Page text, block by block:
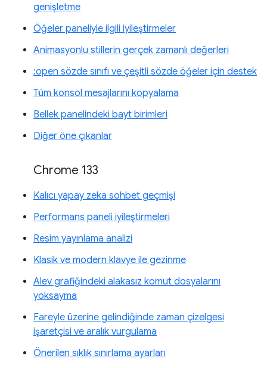
genişletme
Öğeler paneliyle ilgili iyileştirmeler
Animasyonlu stillerin gerçek zamanlı değerleri
:open sözde sınıfı ve çeşitli sözde öğeler için destek
Tüm konsol mesajlarını kopyalama
Bellek panelindeki bayt birimleri
Diğer öne çıkanlar
Chrome 133
Kalıcı yapay zeka sohbet geçmişi
Performans paneli iyileştirmeleri
Resim yayınlama analizi
Klasik ve modern klavye ile gezinme
Alev grafiğindeki alakasız komut dosyalarını
yoksayma
Fareyle üzerine gelindiğinde zaman çizelgesi
işaretçisi ve aralık vurgulama
Önerilen sıklık sınırlama ayarları